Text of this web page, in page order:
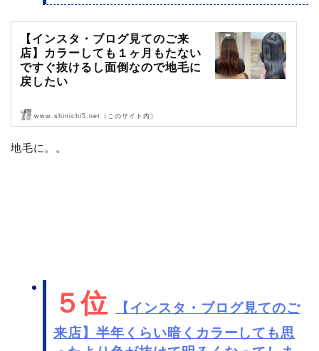
【インスタ・ブログ見てのご来
店】カラーしても１ヶ月もたない
ですぐ抜けるし面倒なので地毛に
戻したい
ブログとインスタグラムを見てご来店頂きました〜！
www.shinichi5.net（このサイト内）
地毛に。。
５位
【インスタ・ブログ見てのご
来店】半年くらい暗くカラーしても思